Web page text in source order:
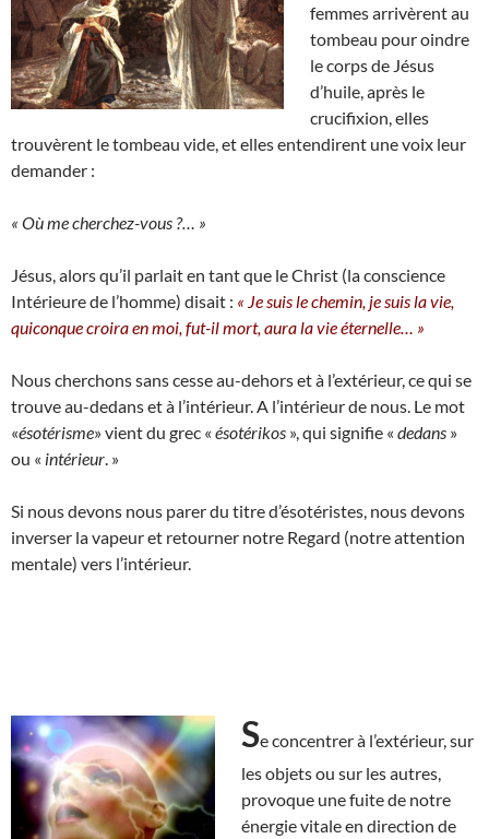
femmes arrivèrent au
tombeau pour oindre
le corps de Jésus
d’huile, après le
crucifixion, elles
trouvèrent le tombeau vide, et elles entendirent une voix leur
demander :
« Où me cherchez-vous ?… »
Jésus, alors qu’il parlait en tant que le Christ (la conscience
Intérieure de l’homme) disait : « Je suis le chemin, je suis la vie,
quiconque croira en moi, fut-il mort, aura la vie éternelle… »
Nous cherchons sans cesse au-dehors et à l’extérieur, ce qui se
trouve au-dedans et à l’intérieur. A l’intérieur de nous. Le mot
«ésotérisme» vient du grec « ésotérikos », qui signifie « dedans »
ou « intérieur . »
Si nous devons nous parer du titre d’ésotéristes, nous devons
inverser la vapeur et retourner notre Regard (notre attention
mentale) vers l’intérieur.
Se concentrer à l’extérieur, sur
les objets ou sur les autres,
provoque une fuite de notre
énergie vitale en direction de